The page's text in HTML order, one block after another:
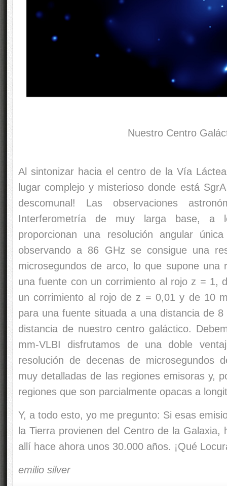
Nuestro Centro Galáctico,
Al sintonizar hacia el centro de la Vía
lugar complejo y misterioso donde está
descomunal! Las observaciones
observando a 86 GHz se consigue una
una fuente con un corrimiento al rojo z = 1,
un corrimiento al rojo de z = 0,01 y de 10
para una fuente situada a una distancia de
distancia de nuestro centro galáctico.
mm-VLBI disfrutamos de una doble
resolución de decenas de microsegundos
muy detalladas de las regiones emisoras y,
regiones que son parcialmente opacas a
Y, a todo esto, yo me pregunto: Si esas
la Tierra provienen del Centro de la
allí hace ahora unos 30.000 años. ¡Qué
emilio silver
Esta entrada fue publicada el domingo, 11
clasificada bajo:
El Universo
esta entrada gracias al feedRSS 2.0.
trackbackdesde su sitio.